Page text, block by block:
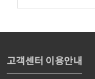
고객센터 이용안내